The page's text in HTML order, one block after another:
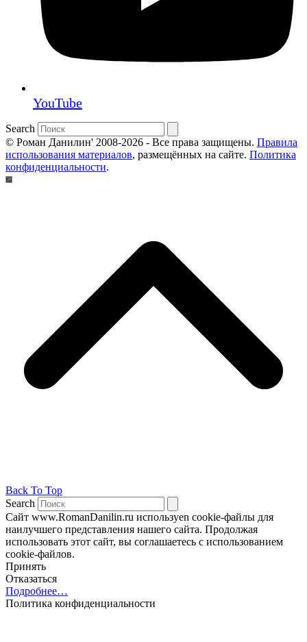
YouTube
Search
© Роман Данилин' 2008-2026 - Все права защищены. Правила
использования материалов, размещённых на сайте. Политика
конфиденциальности.
Back To Top
Search
Сайт www.RomanDanilin.ru используеn cookie-файлы для
наилучшего представления нашего сайта. Продолжая
использовать этот сайт, вы соглашаетесь с использованием
cookie-файлов.
Принять
Отказаться
Подробнее…
Политика конфиденциальности